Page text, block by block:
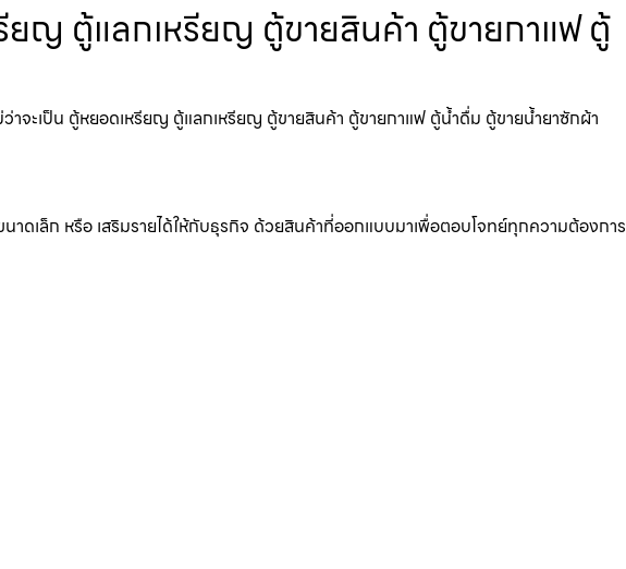
ญ ตู้แลกเหรียญ ตู้ขายสินค้า ตู้ขายกาแฟ ตู้
จะเป็น ตู้หยอดเหรียญ ตู้แลกเหรียญ ตู้ขายสินค้า ตู้ขายกาแฟ ตู้น้ำดื่ม ตู้ขายน้ำยาซักผ้า
าดเล็ก หรือ เสริมรายได้ให้กับธุรกิจ ด้วยสินค้าที่ออกแบบมาเพื่อตอบโจทย์ทุกความต้องการ